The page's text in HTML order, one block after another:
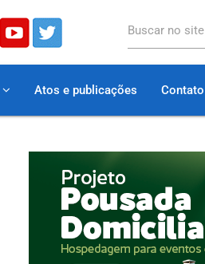
Buscar no site
Atos e publicações Contato